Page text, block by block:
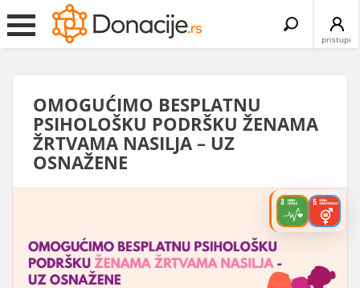
pristupi
Search
OMOGUĆIMO BESPLATNU
PSIHOLOŠKU PODRŠKU ŽENAMA
ŽRTVAMA NASILJA – UZ
OSNAŽENE